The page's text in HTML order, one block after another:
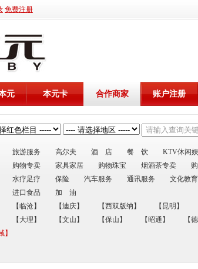
免费注册
元 本元卡 合作商家 账户注册
旅游服务 高尔夫 酒 店 餐 饮 KTV休闲
购物专卖 家具家居 购物珠宝 烟酒茶专卖
水疗足疗 保险 汽车服务 通讯服务 文化教育
进口食品
加 油
【临沧】 【迪庆】 【西双版纳】 【昆明】
【大理】 【文山】 【保山】 【昭通】 【
】